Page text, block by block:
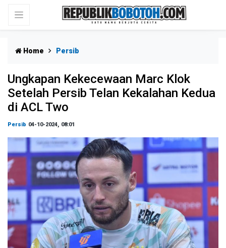
Home Persib
Ungkapan Kekecewaan Marc Klok
Setelah Persib Telan Kekalahan Kedua
di ACL Two
Persib 04-10-2024, 08:01